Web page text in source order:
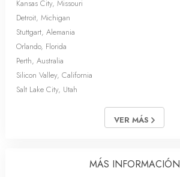
Kansas City, Missouri
Detroit, Michigan
Stuttgart, Alemania
Orlando, Florida
Perth, Australia
Silicon Valley, California
Salt Lake City, Utah
VER MÁS
MÁS INFORMACIÓN